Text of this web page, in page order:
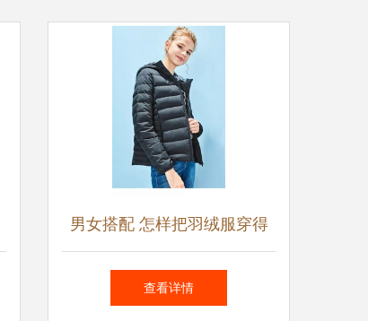
男女搭配 怎样把羽绒服穿得
好看又有型
查看详情